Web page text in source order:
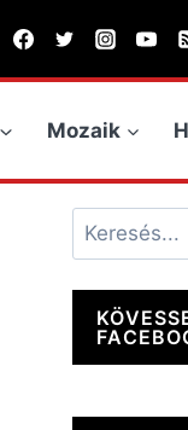
Mozaik
Keresés